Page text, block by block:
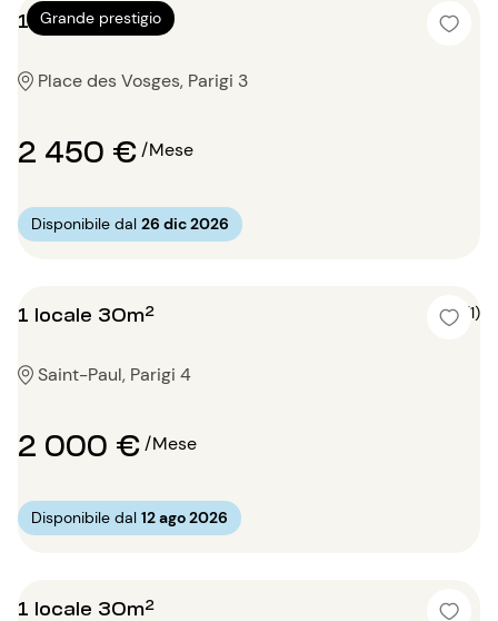
Grande prestigio
1 locale 60m²
Place des Vosges, Parigi 3
2 450 €/Mese
Disponibile dal 26 dic 2026
1 locale 30m² 5 (1)
Saint-Paul, Parigi 4
2 000 €/Mese
Disponibile dal 12 ago 2026
1 locale 30m²